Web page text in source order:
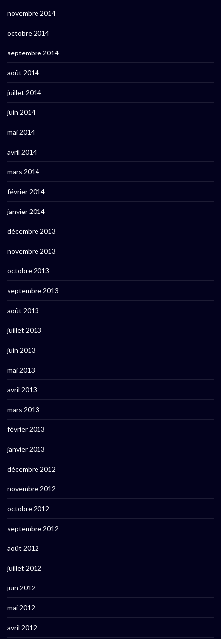
novembre 2014
octobre 2014
septembre 2014
août 2014
juillet 2014
juin 2014
mai 2014
avril 2014
mars 2014
février 2014
janvier 2014
décembre 2013
novembre 2013
octobre 2013
septembre 2013
août 2013
juillet 2013
juin 2013
mai 2013
avril 2013
mars 2013
février 2013
janvier 2013
décembre 2012
novembre 2012
octobre 2012
septembre 2012
août 2012
juillet 2012
juin 2012
mai 2012
avril 2012